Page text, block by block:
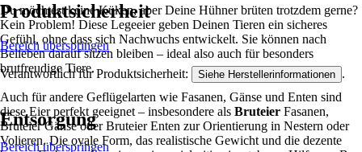
Du möchtest keine Küken, aber Deine Hühner brüten trotzdem gerne?
Kein Problem! Diese Legeeier geben Deinen Tieren ein sicheres
Gefühl, ohne dass sich Nachwuchs entwickelt. Sie können nach
Belieben darauf sitzen bleiben – ideal also auch für besonders
brutfreudige Tiere.
Auch für andere Geflügelarten wie Fasanen, Gänse und Enten sind
diese Eier perfekt geeignet – insbesondere als Bruteier Fasanen,
Bruteier Gänse oder Bruteier Enten zur Orientierung in Nestern oder
Volieren. Die ovale Form, das realistische Gewicht und die dezente
Produktsicherheit
Bereich überspringen
Verantwortlich für Produktsicherheit: Siehe Herstellerinformationen .
Entsorgung
Bereich überspringen